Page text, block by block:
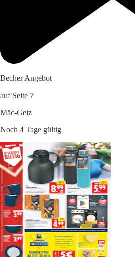
Becher Angebot
auf Seite 7
Mäc-Geiz
Noch 4 Tage gültig